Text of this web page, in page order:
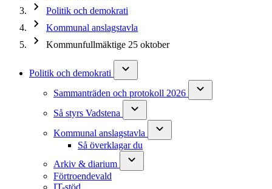
Politik och demokrati
Kommunal anslagstavla
Kommunfullmäktige 25 oktober
Politik och demokrati
Sammanträden och protokoll 2026
Så styrs Vadstena
Kommunal anslagstavla
Så överklagar du
Arkiv & diarium
Förtroendevald